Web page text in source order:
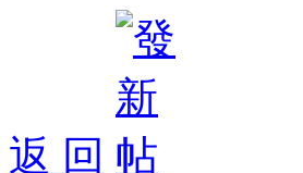
返 回